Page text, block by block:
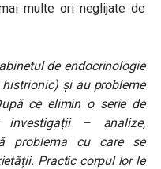
multe ori neglijate de
de endocrinologie
și au probleme
ce elimin o serie de
investigații – analize,
problema cu care se
Practic corpul lor le